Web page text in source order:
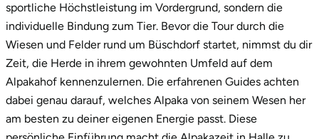
sportliche Höchstleistung im Vordergrund, sondern die
individuelle Bindung zum Tier. Bevor die Tour durch die
Wiesen und Felder rund um Büschdorf startet, nimmst du dir
Zeit, die Herde in ihrem gewohnten Umfeld auf dem
Alpakahof kennenzulernen. Die erfahrenen Guides achten
dabei genau darauf, welches Alpaka von seinem Wesen her
am besten zu deiner eigenen Energie passt. Diese
Stettiner Haff
Stormarn
Straubing
Stuttgart